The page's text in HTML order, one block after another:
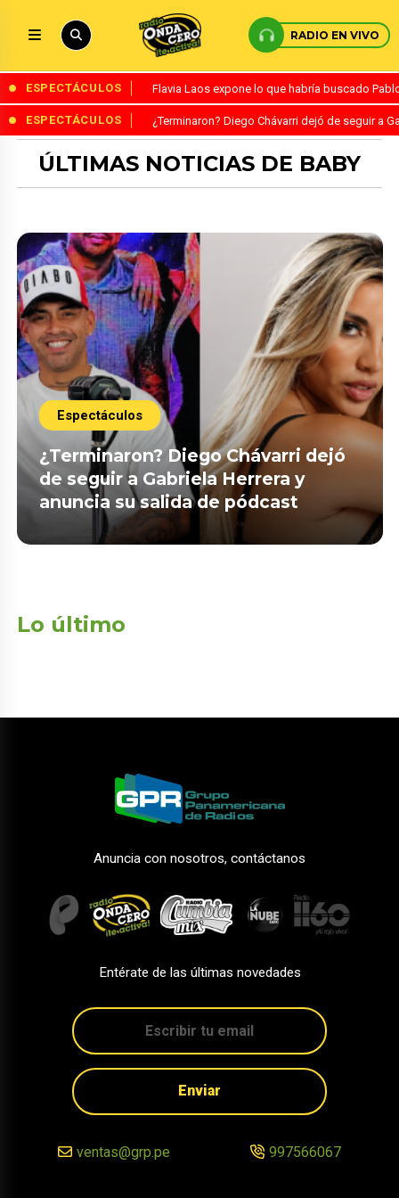
RADIO EN VIVO
ESPECTÁCULOS Flavia Laos expone lo que habría buscado
ESPECTÁCULOS ¿Terminaron? Diego Chávarri dejó de seguir a
ÚLTIMAS NOTICIAS DE BABY
Espectáculos
¿Terminaron? Diego Chávarri dejó
de seguir a Gabriela Herrera y
anuncia su salida de pódcast
Lo último
Anuncia con nosotros, contáctanos
Entérate de las últimas novedades
Enviar
ventas@grp.pe 997566067